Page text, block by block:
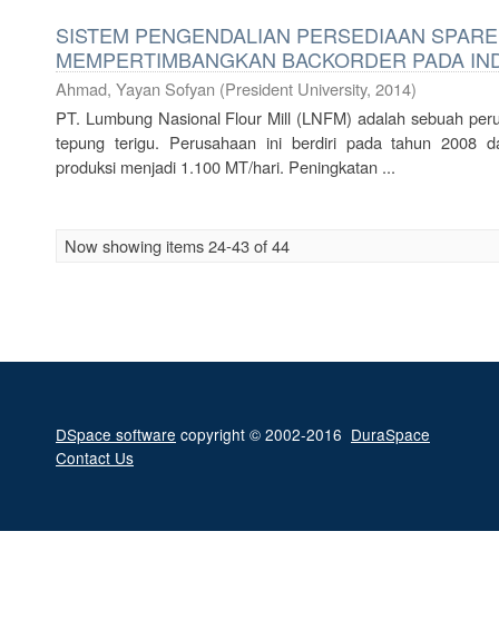
SISTEM PENGENDALIAN PERSEDIAAN
MEMPERTIMBANGKAN BACKORDER PADA
Ahmad, Yayan Sofyan (President University, 2014)
PT. Lumbung Nasional Flour Mill (LNFM) adalah sebuah
tepung terigu. Perusahaan ini berdiri pada tahun 2008
produksi menjadi 1.100 MT/hari. Peningkatan ...
Now showing items 24-43 of 44
DSpace software copyright © 2002-2016 DuraSpace
Contact Us